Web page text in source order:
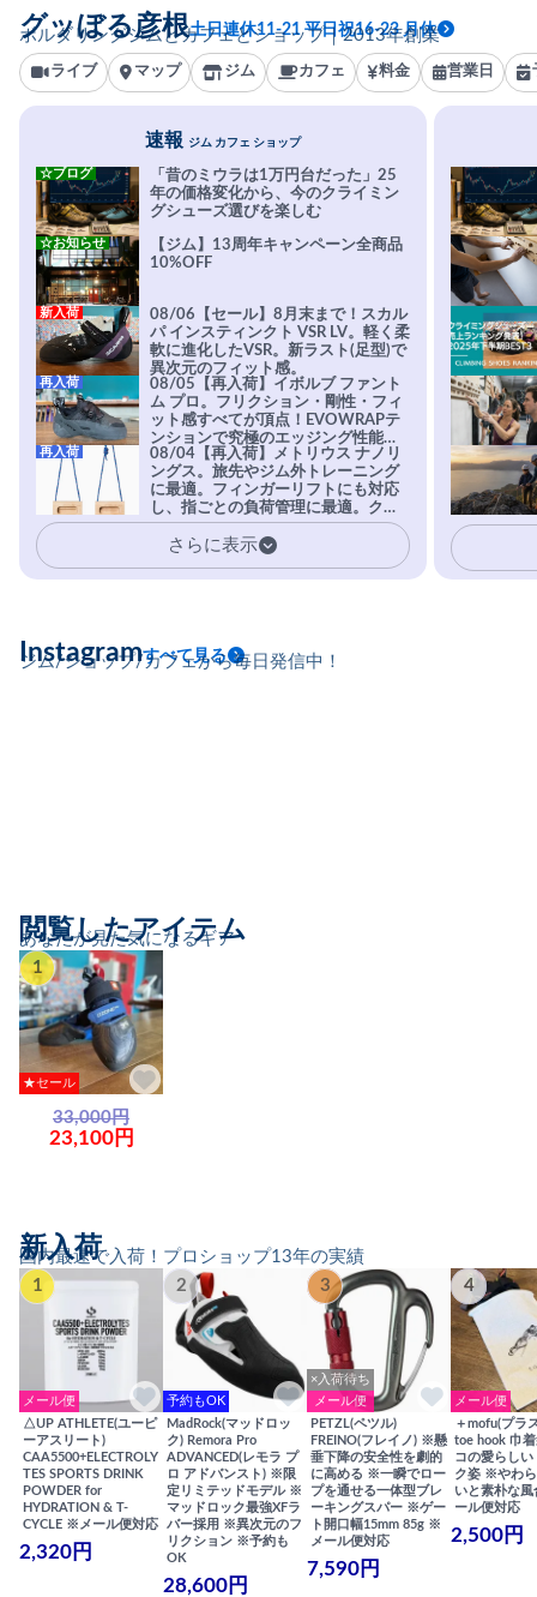
ボルダリングジムとカフェとショップ｜2013年創業
グッぼる彦根土日連休11-21 平日祝16-23 月休
ライブ マップ ジム カフェ 料金 営業日
速報 ジム カフェ ショップ
「昔のミウラは1万円台だった」25
年の価格変化から、今のクライミン
グシューズ選びを楽しむ
☆ブログ
【ジム】13周年キャンペーン全商品
10%OFF
☆お知らせ
08/06【セール】8月末まで！スカル
パ インスティンクト VSR LV。軽く柔
軟に進化したVSR。新ラスト(足型)で
異次元のフィット感。
新入荷
08/05【再入荷】イボルブ ファント
ム プロ。フリクション・剛性・フィ
ット感すべてが頂点！EVOWRAPテ
ンションで究極のエッジング性能を
実現。進化系ラバーEvo-74はTRAX
を凌駕する粘着力で極小ホールドに
安心感。
再入荷
08/04【再入荷】メトリウス ナノリ
ングス。旅先やジム外トレーニング
に最適。フィンガーリフトにも対応
し、指ごとの負荷管理に最適。クラ
イマーの指を本気で鍛えるギア。
再入荷
さらに表示
ジム/ショップ/カフェから毎日発信中！
Instagramすべて見る
あなたが見た気になるギア
閲覧したアイテム
1
★セール
33,000円
23,100円
国内最速で入荷！プロショップ13年の実績
新入荷
1
メール便
△UP ATHLETE(ユーピ
ーアスリート)
CAA5500+ELECTROLY
TES SPORTS DRINK
POWDER for
HYDRATION & T-
CYCLE ※メール便対応
2,320円
2
予約もOK
MadRock(マッドロッ
ク) Remora Pro
ADVANCED(レモラ プ
ロ アドバンスト) ※限
定リミテッドモデル ※
マッドロック最強XFラ
バー採用 ※異次元のフ
リクション ※予約も
OK
28,600円
3
×入荷待ち
メール便
PETZL(ペツル)
FREINO(フレイノ) ※懸
垂下降の安全性を劇的
に高める ※一瞬でロー
プを通せる一体型ブレ
ーキングスパー ※ゲー
ト開口幅15mm 85g ※
メール便対応
7,590円
4
メール便
＋mofu(プラ
toe hook 巾
コの愛らしい
ク姿 ※やわ
いと素朴な
ール便対応
2,500円